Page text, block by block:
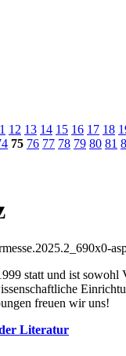
12 13 14 15 16 17 18
75 76 77 78 79 80 81
statt und ist sowohl
freuen wir uns!
Literatur